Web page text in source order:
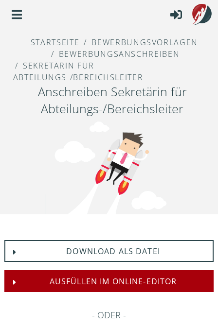
STARTSEITE
BEWERBUNGSVORLAGEN
BEWERBUNGSANSCHREIBEN
SEKRETÄRIN FÜR
ABTEILUNGS-/BEREICHSLEITER
Anschreiben Sekretärin für
Abteilungs-/Bereichsleiter
DOWNLOAD ALS DATEI
AUSFÜLLEN IM ONLINE-EDITOR
ODER